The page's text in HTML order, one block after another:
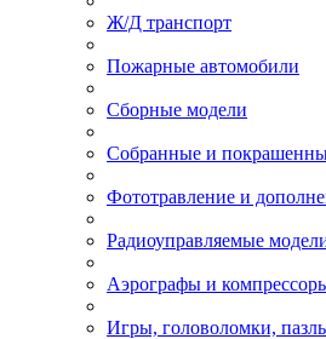
Ж/Д транспорт
Пожарные автомобили
Сборные модели
Собранные и
Фототравление и
Радиоуправляемые
Аэрографы и
Игры, головоломки,